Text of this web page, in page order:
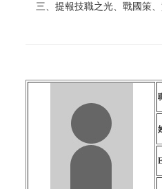
三、提報技職之光、戰國策